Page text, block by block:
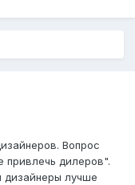
Вопрос
привлечь дилеров".
дизайнеры лучше